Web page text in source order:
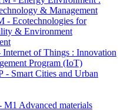
& Management
- Ecotechnologies for
& Environment
of Things : Innovation
Program (IoT)
- Smart Cities and Urban
Advanced materials